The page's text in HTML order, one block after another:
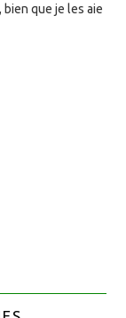
que je les aie